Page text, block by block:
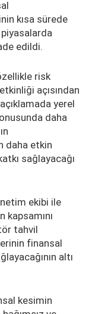
kısa sürede
edildi.
risk
açısından
yerel
daha
daha etkin
sağlayacağı
ekibi ile
tahvil
finansal
altı
kesimin